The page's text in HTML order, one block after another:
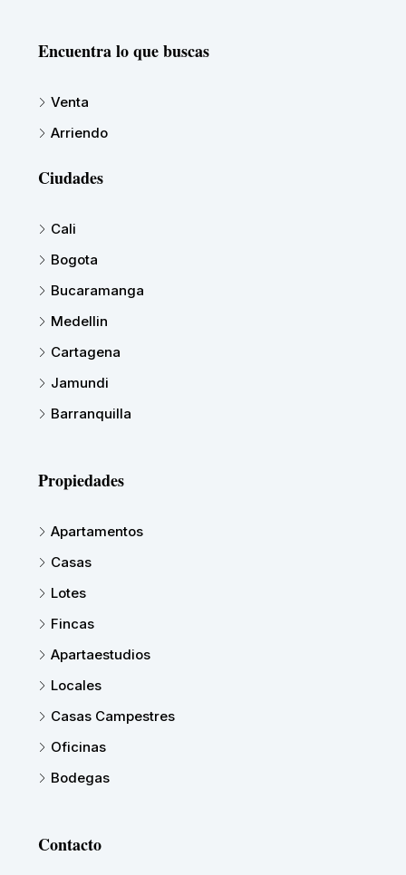
Encuentra lo que buscas
Venta
Arriendo
Ciudades
Cali
Bogota
Bucaramanga
Medellin
Cartagena
Jamundi
Barranquilla
Propiedades
Apartamentos
Casas
Lotes
Fincas
Apartaestudios
Locales
Casas Campestres
Oficinas
Bodegas
Contacto